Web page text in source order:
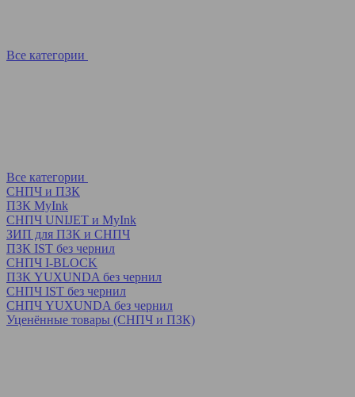
Все категории
Все категории
СНПЧ и ПЗК
ПЗК MyInk
СНПЧ UNIJET и MyInk
ЗИП для ПЗК и СНПЧ
ПЗК IST без чернил
СНПЧ I-BLOCK
ПЗК YUXUNDA без чернил
СНПЧ IST без чернил
СНПЧ YUXUNDA без чернил
Уценённые товары (СНПЧ и ПЗК)